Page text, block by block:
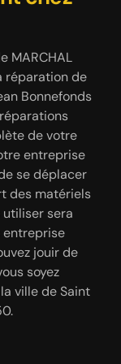
MARCHAL
réparation de
Bonnefonds
de votre
entreprise
se déplacer
des matériels
sera
entreprise
jouir de
soyez
ville de Saint
42650
défaillance :
d’isolation ;
spécialisée
ou une
de Saint Jean
contacter
votre toit.
inspecter
de sous-
connaissance
à garder et à
notre
peut vous
soigné en
sauront
toiture,
le solin dans
de pointe
vous êtes sûr
qui sera
rassurer